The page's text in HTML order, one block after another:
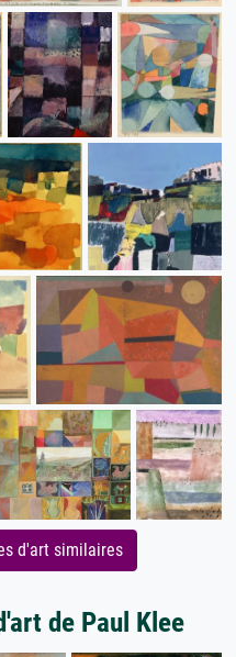
d'art similaires
de Paul Klee